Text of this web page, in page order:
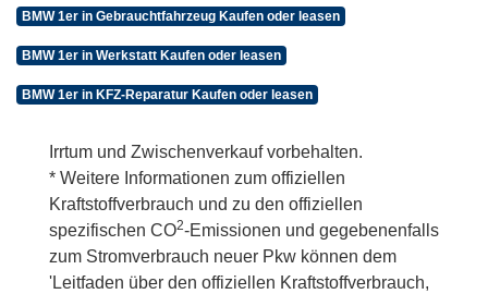
BMW 1er in Gebrauchtfahrzeug Kaufen oder leasen
BMW 1er in Werkstatt Kaufen oder leasen
BMW 1er in KFZ-Reparatur Kaufen oder leasen
Irrtum und Zwischenverkauf vorbehalten.
* Weitere Informationen zum offiziellen
Kraftstoffverbrauch und zu den offiziellen
spezifischen CO2-Emissionen und gegebenenfalls
zum Stromverbrauch neuer Pkw können dem
'Leitfaden über den offiziellen Kraftstoffverbrauch,